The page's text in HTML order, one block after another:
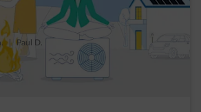
| Paul D.
à chaleur, la grande